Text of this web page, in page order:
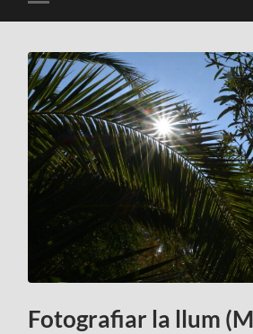
Toggle
mobile
Fotografiar la llum